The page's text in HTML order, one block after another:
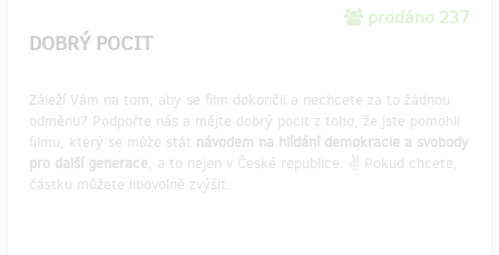
prodáno 237
DOBRÝ POCIT
Záleží Vám na tom, aby se film dokončil a nechcete za to žádnou
odměnu? Podpořte nás a mějte dobrý pocit z toho, že jste pomohli
filmu, který se může stát návodem na hlídání demokracie a svobody
pro další generace, a to nejen v České republice. ✌️ Pokud chcete,
částku můžete libovolně zvýšit.